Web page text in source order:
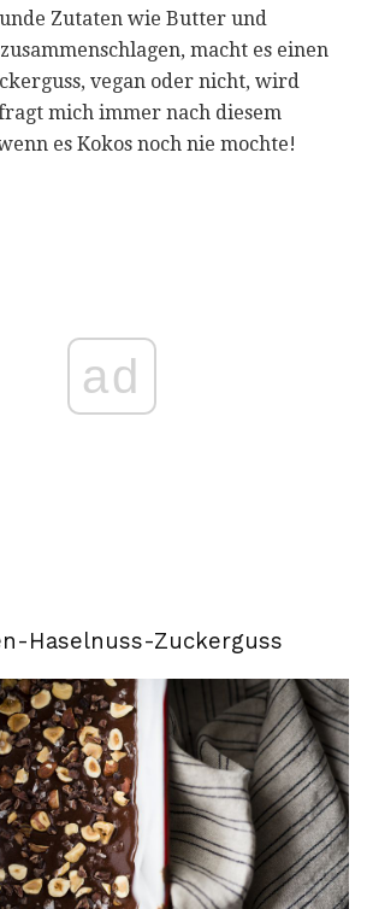
Zutaten wie Butter und
macht es einen
vegan oder nicht, wird
mich immer nach diesem
es Kokos noch nie mochte!
ad
Haselnuss-Zuckerguss